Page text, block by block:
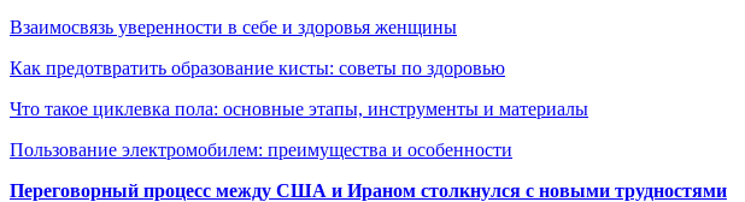
Взаимосвязь уверенности в себе и здоровья женщины
Как предотвратить образование кисты: советы по здоровью
Что такое циклевка пола: основные этапы, инструменты и материалы
Пользование электромобилем: преимущества и особенности
Переговорный процесс между США и Ираном столкнулся с новыми трудностями